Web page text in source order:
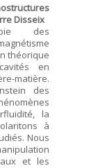
Disseix
des
théorique
en
matière.
des
la
à
Nous
et les